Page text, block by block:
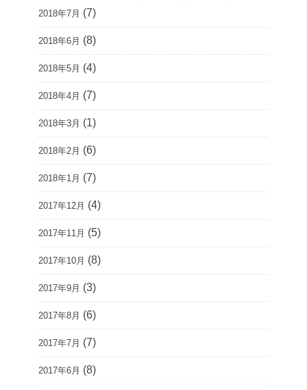
2018年7月 (7)
2018年6月 (8)
2018年5月 (4)
2018年4月 (7)
2018年3月 (1)
2018年2月 (6)
2018年1月 (7)
2017年12月 (4)
2017年11月 (5)
2017年10月 (8)
2017年9月 (3)
2017年8月 (6)
2017年7月 (7)
2017年6月 (8)